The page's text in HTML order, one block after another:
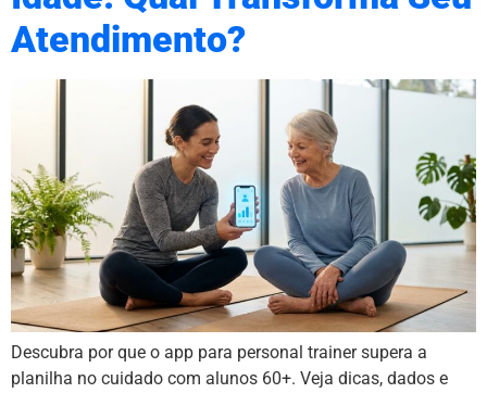
Atendimento?
Descubra por que o app para personal trainer supera a
planilha no cuidado com alunos 60+. Veja dicas, dados e